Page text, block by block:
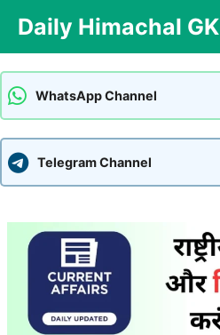
content
Daily Himachal GK
WhatsApp Channel
Telegram Channel